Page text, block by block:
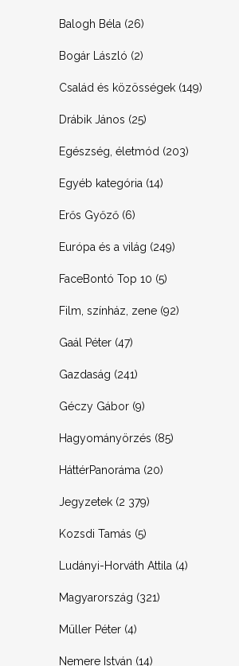
Balogh Béla (26)
Bogár László (2)
Család és közösségek (149)
Drábik János (25)
Egészség, életmód (203)
Egyéb kategória (14)
Erős Győző (6)
Európa és a világ (249)
FaceBontó Top 10 (5)
Film, színház, zene (92)
Gaál Péter (47)
Gazdaság (241)
Géczy Gábor (9)
Hagyományörzés (85)
HáttérPanoráma (20)
Jegyzetek (2 379)
Kozsdi Tamás (5)
Ludányi-Horváth Attila (4)
Magyarország (321)
Müller Péter (4)
Nemere István (14)